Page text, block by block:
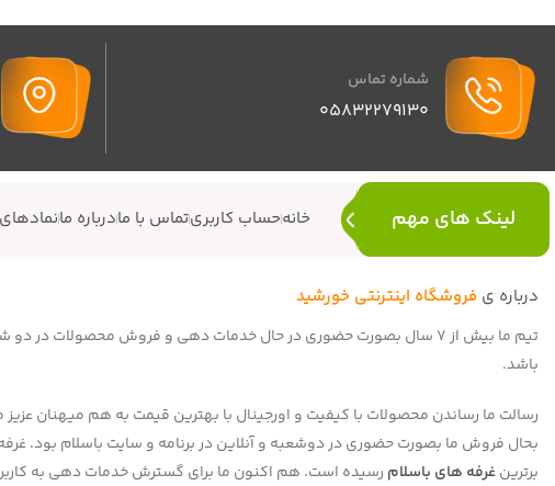
شماره تماس
05832279130
لینک های مهم خانهحساب کاربریتماس با مادرباره ما
درباره ی فروشگاه اینترنتی خورشید
تیم ما بیش از 7 سال بصورت حضوری در حال خدمات دهی و فروش محصولات
باشد.
رسالت ما رساندن محصولات با کیفیت و اورجینال با بهترین قیمت به هم میهنان عزیز
برترینغرفه های باسلام رسیده است. هم اکنون ما برای گسترش خدمات دهی به